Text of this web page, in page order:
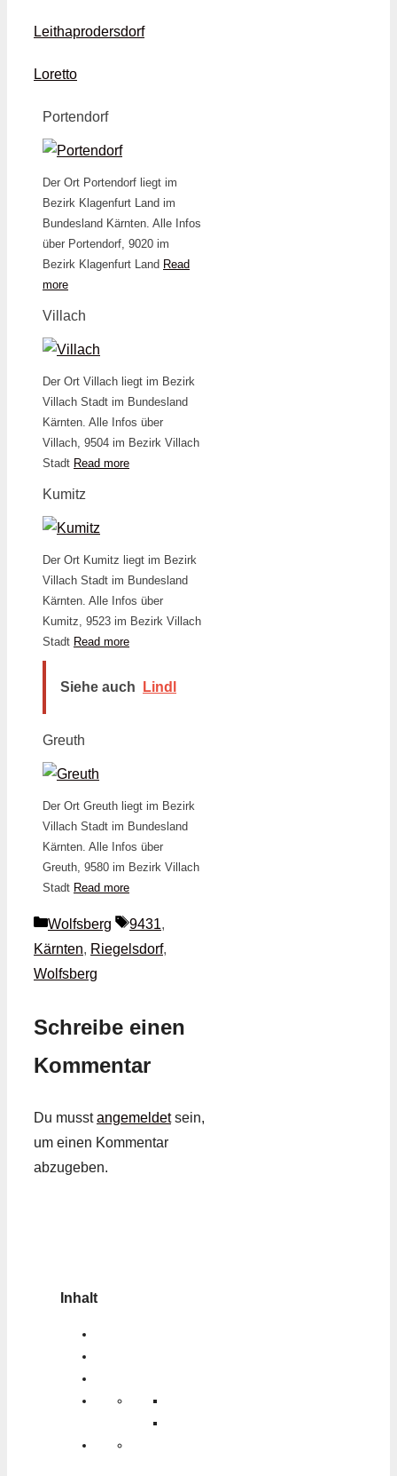
Leithaprodersdorf
Loretto
Portendorf
Der Ort Portendorf liegt im
Bezirk Klagenfurt Land im
Bundesland Kärnten. Alle Infos
über Portendorf, 9020 im
Bezirk Klagenfurt Land Read
more
Villach
Der Ort Villach liegt im Bezirk
Villach Stadt im Bundesland
Kärnten. Alle Infos über
Villach, 9504 im Bezirk Villach
Stadt Read more
Kumitz
Der Ort Kumitz liegt im Bezirk
Villach Stadt im Bundesland
Kärnten. Alle Infos über
Kumitz, 9523 im Bezirk Villach
Stadt Read more
Siehe auch Lindl
Greuth
Der Ort Greuth liegt im Bezirk
Villach Stadt im Bundesland
Kärnten. Alle Infos über
Greuth, 9580 im Bezirk Villach
Stadt Read more
Kategorien
Wolfsberg Schlagwörter
9431,
Kärnten, Riegelsdorf,
Wolfsberg
Schreibe einen
Kommentar
Du musstangemeldetsein,
um einen Kommentar
abzugeben.
Inhalt